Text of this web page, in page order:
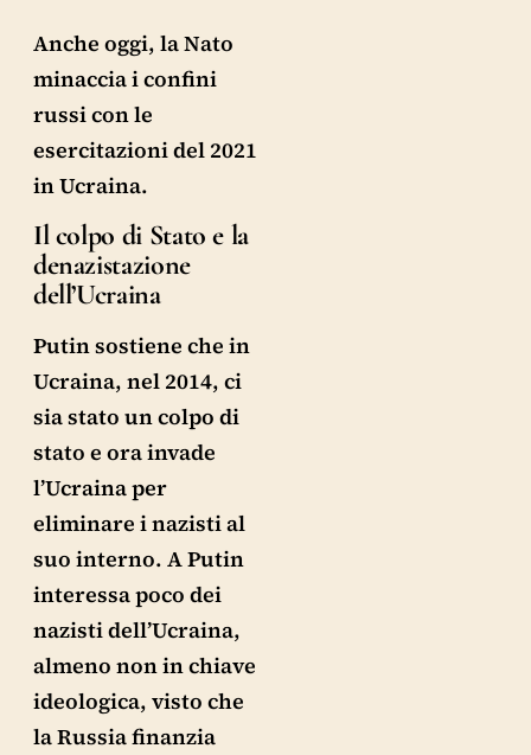
Anche oggi, la Nato
minaccia i confini
russi con le
esercitazioni del 2021
in Ucraina.
Il colpo di Stato e la
denazistazione
dell’Ucraina
Putin sostiene che in
Ucraina, nel 2014, ci
sia stato un colpo di
stato e ora invade
l’Ucraina per
eliminare i nazisti al
suo interno. A Putin
interessa poco dei
nazisti dell’Ucraina,
almeno non in chiave
ideologica, visto che
la Russia finanzia